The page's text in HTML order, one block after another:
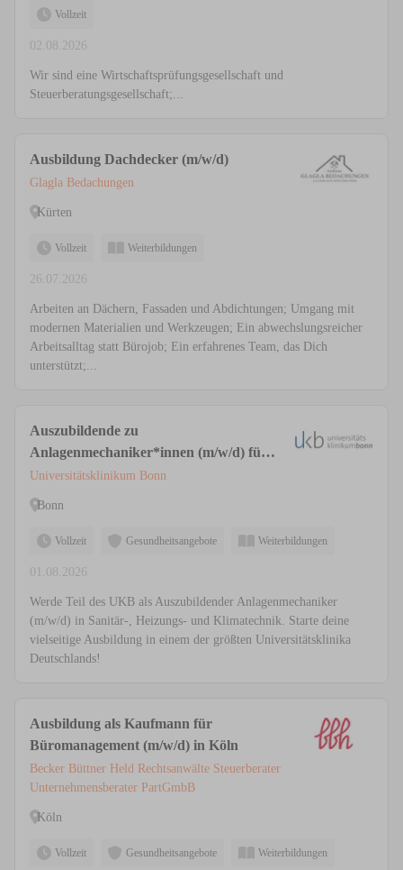
Vollzeit
02.08.2026
Wir sind eine Wirtschaftsprüfungsgesellschaft und
Steuerberatungsgesellschaft;...
Ausbildung Dachdecker (m/w/d)
Glagla Bedachungen
Kürten
Vollzeit Weiterbildungen
26.07.2026
Arbeiten an Dächern, Fassaden und Abdichtungen; Umgang mit
modernen Materialien und Werkzeugen; Ein abwechslungsreicher
Arbeitsalltag statt Bürojob; Ein erfahrenes Team, das Dich
unterstützt;...
Auszubildende zu
Anlagenmechaniker*innen (m/w/d) für
Sanitär-, Heizungs- und Klimatechnik
Universitätsklinikum Bonn
Bonn
Vollzeit Gesundheitsangebote Weiterbildungen
01.08.2026
Werde Teil des UKB als Auszubildender Anlagenmechaniker
(m/w/d) in Sanitär-, Heizungs- und Klimatechnik. Starte deine
vielseitige Ausbildung in einem der größten Universitätsklinika
Deutschlands!
Ausbildung als Kaufmann für
Büromanagement (m/w/d) in Köln
Becker Büttner Held Rechtsanwälte Steuerberater
Unternehmensberater PartGmbB
Köln
Vollzeit Gesundheitsangebote Weiterbildungen